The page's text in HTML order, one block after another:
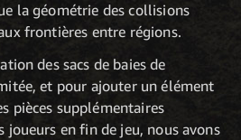
la géométrie des collisions
frontières entre régions.
des sacs de baies de
et pour ajouter un élément
pièces supplémentaires
en fin de jeu, nous avons